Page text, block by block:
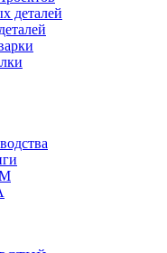
деталей